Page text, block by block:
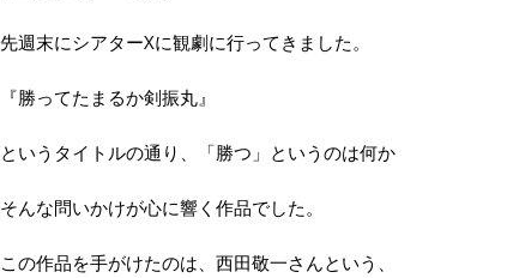
先週末にシアターΧに観劇に行ってきました。
『勝ってたまるか剣振丸』
というタイトルの通り、「勝つ」というのは何か
そんな問いかけが心に響く作品でした。
この作品を手がけたのは、西田敬一さんという、